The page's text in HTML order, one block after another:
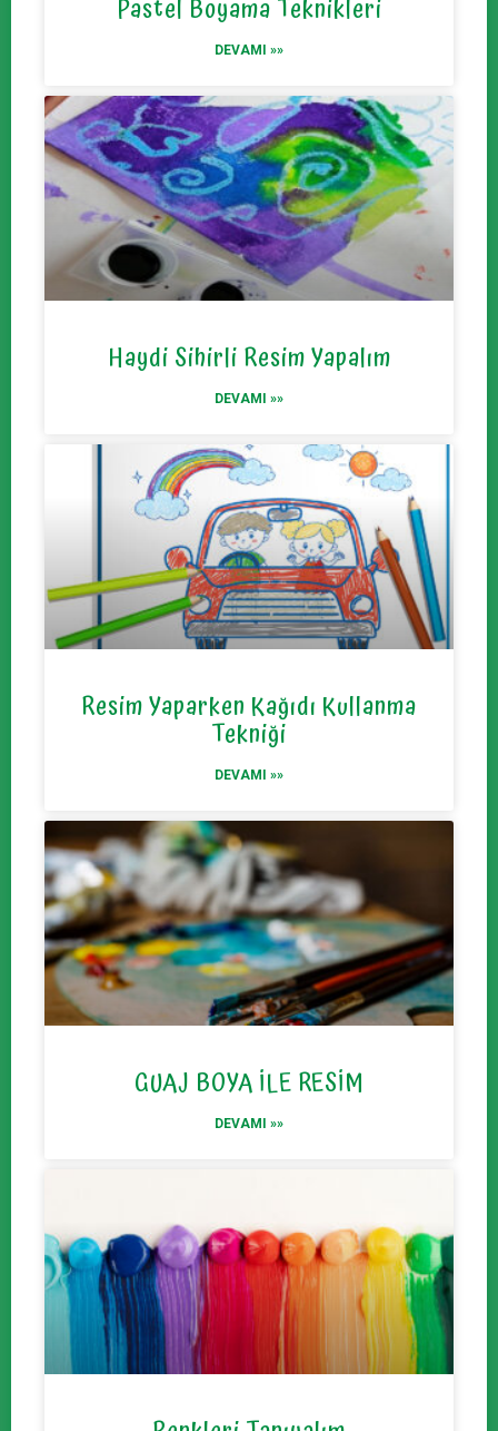
Pastel Boyama Teknikleri
DEVAMI »»
Haydi Sihirli Resim Yapalım
DEVAMI »»
Resim Yaparken Kağıdı Kullanma
Tekniği
DEVAMI »»
GUAJ BOYA İLE RESİM
DEVAMI »»